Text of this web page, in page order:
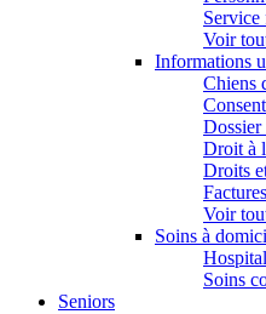
Service
Voir
Informations
Chiens
Dossier
Droit à
Droits
Voir
Soins à
Soins
Seniors